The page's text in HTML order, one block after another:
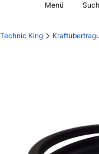
Menü
Technic King